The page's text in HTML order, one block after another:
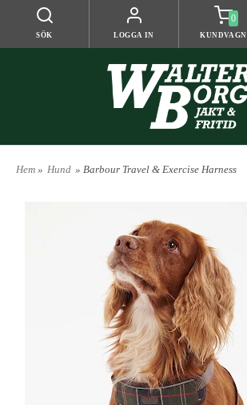
SÖK LOGGA IN
0
KUNDVAGN
Hem » Hund » Barbour Travel & Exercise Harness